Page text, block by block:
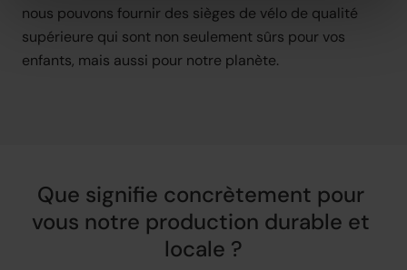
nous pouvons fournir des sièges de vélo de qualité
supérieure qui sont non seulement sûrs pour vos
enfants, mais aussi pour notre planète.
Que signifie concrètement pour
vous notre production durable et
locale ?